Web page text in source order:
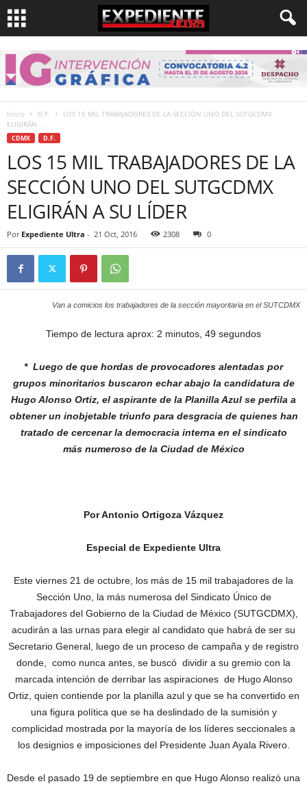
Inicio D.F.
LOS 15 MIL TRABAJADORES DE LA SECCIÓN UNO DEL SUTGCDMX
ELIGIRÁN ...
CDMX D.F.
LOS 15 MIL TRABAJADORES DE LA
SECCIÓN UNO DEL SUTGCDMX
ELIGIRÁN A SU LÍDER
Por Expediente Ultra - 21 Oct, 2016 2308 0
Van a comicios los trabajadores de la sección mayoritaria en el SUTCDMX
Tiempo de lectura aprox: 2 minutos, 49 segundos
* Luego de que hordas de provocadores alentadas por
grupos minoritarios buscaron echar abajo la candidatura de
Hugo Alonso Ortiz, el aspirante de la Planilla Azul se perfila a
obtener un inobjetable triunfo para desgracia de quienes han
tratado de cercenar la democracia interna en el sindicato
más numeroso de la Ciudad de México
Por Antonio Ortigoza Vázquez
Especial de Expediente Ultra
Este viernes 21 de octubre, los más de 15 mil trabajadores de la
Sección Uno, la más numerosa del Sindicato Único de
Trabajadores del Gobierno de la Ciudad de México (SUTGCDMX),
acudirán a las urnas para elegir al candidato que habrá de ser su
Secretario General, luego de un proceso de campaña y de registro
donde, como nunca antes, se buscó dividir a su gremio con la
marcada intención de derribar las aspiraciones de Hugo Alonso
Ortiz, quien contiende por la planilla azul y que se ha convertido en
una figura política que se ha deslindado de la sumisión y
complicidad mostrada por la mayoría de los líderes seccionales a
los designios e imposiciones del Presidente Juan Ayala Rivero.
Desde el pasado 19 de septiembre en que Hugo Alonso realizó una